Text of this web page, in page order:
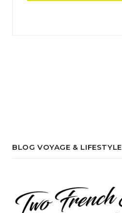
BLOG VOYAGE & LIFESTYLE